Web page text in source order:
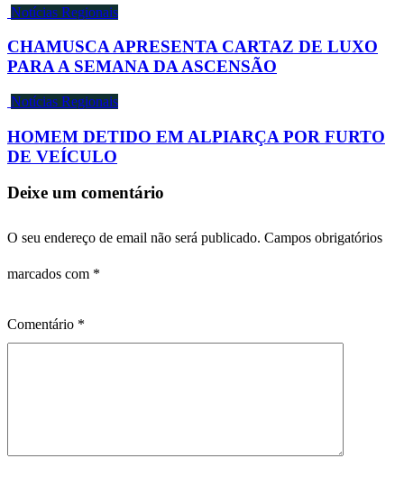
Notícias Regionais
CHAMUSCA APRESENTA CARTAZ DE LUXO
PARA A SEMANA DA ASCENSÃO
Notícias Regionais
HOMEM DETIDO EM ALPIARÇA POR FURTO
DE VEÍCULO
Deixe um comentário
O seu endereço de email não será publicado. Campos obrigatórios
marcados com *
Comentário *